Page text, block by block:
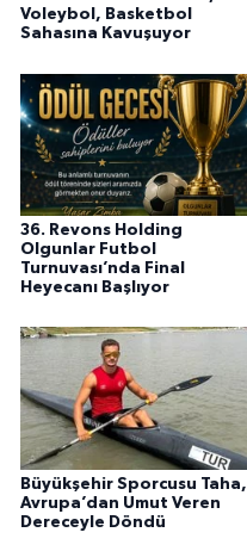
Voleybol, Basketbol
Sahasına Kavuşuyor
36. Revons Holding
Olgunlar Futbol
Turnuvası’nda Final
Heyecanı Başlıyor
Büyükşehir Sporcusu Taha,
Avrupa’dan Umut Veren
Dereceyle Döndü